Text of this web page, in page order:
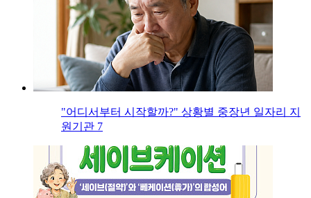
"어디서부터 시작할까?" 상황별 중장년 일자리 지
원기관 7